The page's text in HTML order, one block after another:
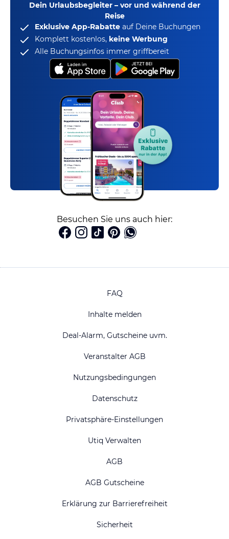
Dein Urlaubsbegleiter – vor und während der
Reise
Exklusive App-Rabatte auf Deine Buchungen
Komplett kostenlos, keine Werbung
Alle Buchungsinfos immer griffbereit
Besuchen Sie uns auch hier:
FAQ
Inhalte melden
Deal-Alarm, Gutscheine uvm.
Veranstalter AGB
Nutzungsbedingungen
Datenschutz
Privatsphäre-Einstellungen
Utiq Verwalten
AGB
AGB Gutscheine
Erklärung zur Barrierefreiheit
Sicherheit